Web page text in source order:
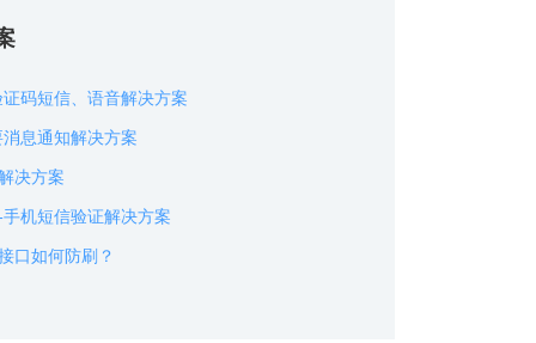
证码短信、语音解决方案
息通知解决方案
决方案
机短信验证解决方案
口如何防刷？